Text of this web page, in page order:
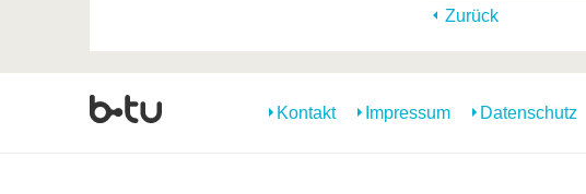
Zurück
Kontakt Impressum Datenschutz